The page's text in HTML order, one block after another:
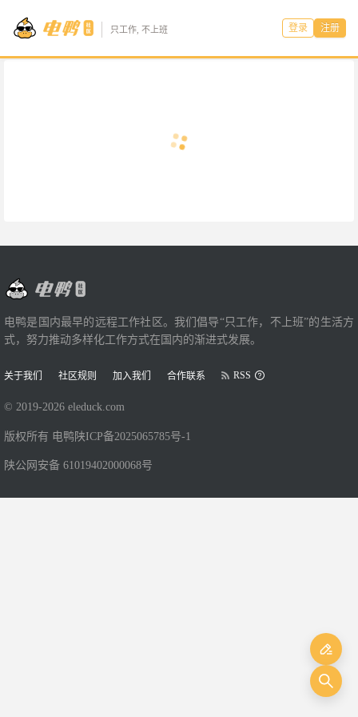
只工作, 不上班 登录 注册
电鸭是国内最早的远程工作社区。我们倡导“只工作，不上班”的生活方
式，努力推动多样化工作方式在国内的渐进式发展。
关于我们 社区规则 加入我们 合作联系 RSS
© 2019-2026 eleduck.com
版权所有 电鸭 陕ICP备2025065785号-1
陕公网安备 61019402000068号